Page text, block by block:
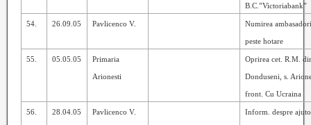
B.C.”Victoriabank”
54. 26.09.05 Pavlicenco V. Numirea
peste hotare
55. 05.05.05 Primaria
Arionesti
Oprirea cet. R.M.
Donduseni, s.
front. Cu Ucraina
56. 28.04.05 Pavlicenco V. Inform. despre